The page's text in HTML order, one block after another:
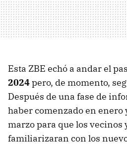
Esta ZBE echó a andar el
2024pero, de momento,
Después de una fase de
haber comenzado en
marzo para que los vecinos
familiarizaran con los